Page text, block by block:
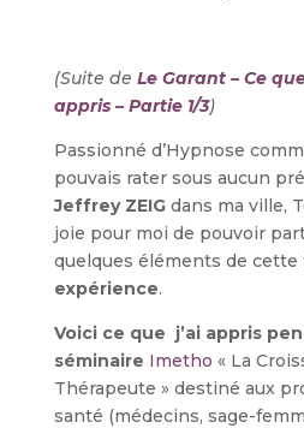
(Suite de Le Garant – Ce
appris – Partie 1/3)
Passionné d’Hypnose
pouvais rater sous aucun
Jeffrey ZEIGdans ma ville,
joie pour moi de pouvoir
quelques éléments de cette
expérience.
Voici ce que j’ai appris
séminaire Imetho « La
Thérapeute » destiné aux
santé (médecins, sage-